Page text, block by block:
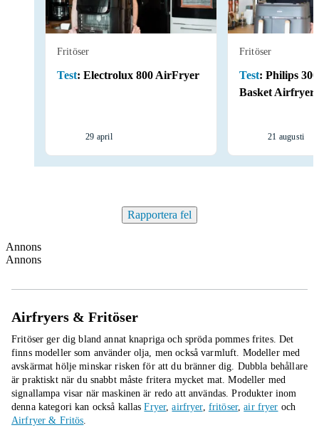
Fritöser
Test: Electrolux 800 AirFryer
29 april
Fritöser
Test: Philips
Basket Airfryer
21 augusti
Rapportera fel
Annons
Annons
Airfryers & Fritöser
Fritöser ger dig bland annat knapriga och spröda pommes frites. Det
finns modeller som använder olja, men också varmluft. Modeller med
avskärmat hölje minskar risken för att du bränner dig. Dubbla behållare
är praktiskt när du snabbt måste fritera mycket mat. Modeller med
signallampa visar när maskinen är redo att användas. Produkter inom
denna kategori kan också kallasFryer,airfryer, fritöser,air fryer och
Airfryer & Fritös.